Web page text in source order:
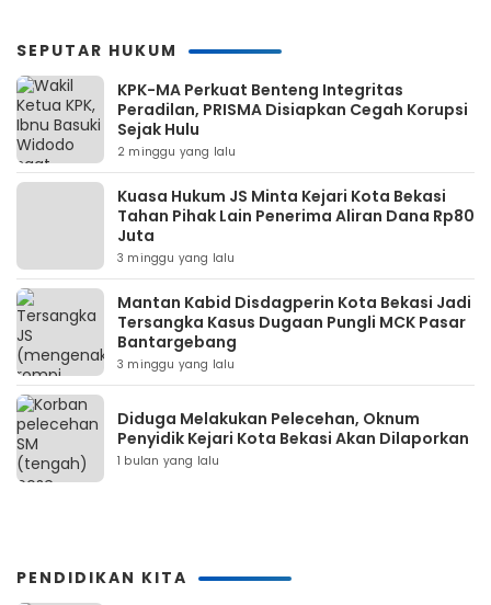
SEPUTAR HUKUM
KPK-MA Perkuat Benteng Integritas
Peradilan, PRISMA Disiapkan Cegah Korupsi
Sejak Hulu
2 minggu yang lalu
Kuasa Hukum JS Minta Kejari Kota Bekasi
Tahan Pihak Lain Penerima Aliran Dana Rp80
Juta
3 minggu yang lalu
Mantan Kabid Disdagperin Kota Bekasi Jadi
Tersangka Kasus Dugaan Pungli MCK Pasar
Bantargebang
3 minggu yang lalu
Diduga Melakukan Pelecehan, Oknum
Penyidik Kejari Kota Bekasi Akan Dilaporkan
1 bulan yang lalu
PENDIDIKAN KITA